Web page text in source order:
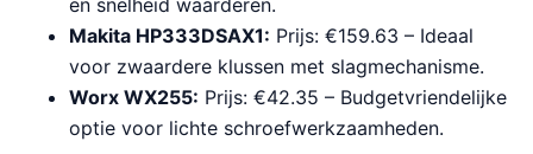
j
k
e
p
r
s
:
4
Makita HP333DSAX1: Prijs: €159.63 – Ideaal
voor zwaardere klussen met slagmechanisme.
Worx WX255: Prijs: €42.35 – Budgetvriendelijke
optie voor lichte schroefwerkzaamheden.